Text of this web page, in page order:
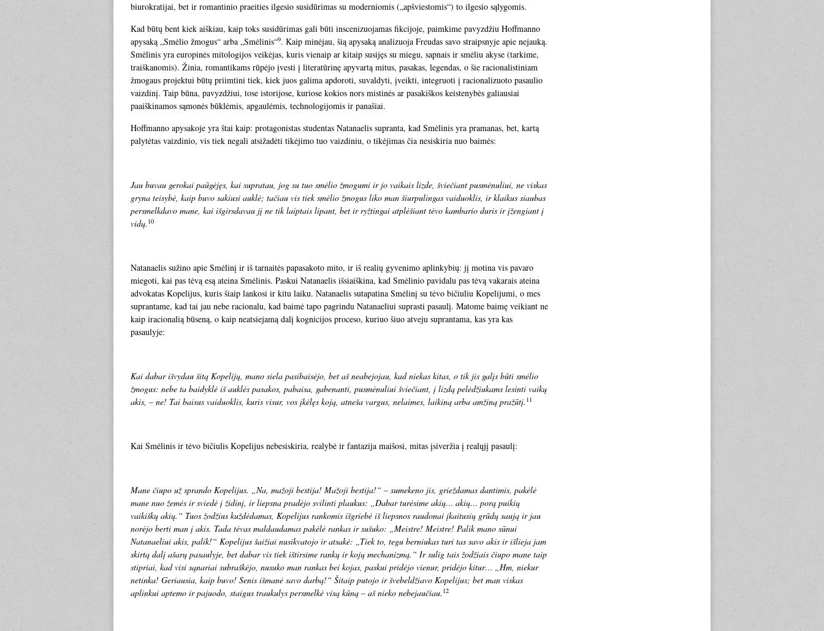
biurokratijai, bet ir romantinio praeities ilgesio susidūrimas su moderniomis („apšviestomis“) to ilgesio sąlygomis.
Kad būtų bent kiek aiškiau, kaip toks susidūrimas gali būti inscenizuojamas fikcijoje, paimkime pavyzdžiu Hoffmanno
apysaką „Smėlio žmogus“ arba „Smėlinis“9. Kaip minėjau, šią apysaką analizuoja Freudas savo straipsnyje apie nejauką.
Smėlinis yra europinės mitologijos veikėjas, kuris vienaip ar kitaip susijęs su miegu, sapnais ir smėliu akyse (tarkime,
traiškanomis). Žinia, romantikams rūpėjo įvesti į literatūrinę apyvartą mitus, pasakas, legendas, o šie racionalistiniam
žmogaus projektui būtų priimtini tiek, kiek juos galima apdoroti, suvaldyti, įveikti, integruoti į racionalizuoto pasaulio
vaizdinį. Taip būna, pavyzdžiui, tose istorijose, kuriose kokios nors mistinės ar pasakiškos keistenybės galiausiai
paaiškinamos sąmonės būklėmis, apgaulėmis, technologijomis ir panašiai.
Hoffmanno apysakoje yra štai kaip: protagonistas studentas Natanaelis supranta, kad Smėlinis yra pramanas, bet, kartą
palytėtas vaizdinio, vis tiek negali atsižadėti tikėjimo tuo vaizdiniu, o tikėjimas čia nesiskiria nuo baimės:
Jau buvau gerokai paūgėjęs, kai supratau, jog su tuo smėlio žmogumi ir jo vaikais lizde, šviečiant pusmėnuliui, ne viskas
gryna teisybė, kaip buvo sakiusi auklė; tačiau vis tiek smėlio žmogus liko man šiurpulingas vaiduoklis, ir klaikus siaubas
persmelkdavo mane, kai išgirsdavau jį ne tik laiptais lipant, bet ir ryžtingai atplėšiant tėvo kambario duris ir įžengiant į
vidų. 10
Natanaelis sužino apie Smėlinį ir iš tarnaitės papasakoto mito, ir iš realių gyvenimo aplinkybių: jį motina vis pavaro
miegoti, kai pas tėvą esą ateina Smėlinis. Paskui Natanaelis išsiaiškina, kad Smėlinio pavidalu pas tėvą vakarais ateina
advokatas Kopelijus, kuris šiaip lankosi ir kitu laiku. Natanaelis sutapatina Smėlinį su tėvo bičiuliu Kopelijumi, o mes
suprantame, kad tai jau nebe racionalu, kad baimė tapo pagrindu Natanaeliui suprasti pasaulį. Matome baimę veikiant ne
kaip iracionalią būseną, o kaip neatsiejamą dalį kognicijos proceso, kuriuo šiuo atveju suprantama, kas yra kas
pasaulyje:
Kai dabar išvydau šitą Kopelijų, mano siela pasibaisėjo, bet aš neabejojau, kad niekas kitas, o tik jis galįs būti smėlio
žmogus: nebe ta baidyklė iš auklės pasakos, pabaisa, gabenanti, pusmėnuliui šviečiant, į lizdą pelėdžiukams lesinti vaikų
akis, – ne! Tai baisus vaiduoklis, kuris visur, vos įkėlęs koją, atneša vargus, nelaimes, laikiną arba amžiną pražūtį. 11
Kai Smėlinis ir tėvo bičiulis Kopelijus nebesiskiria, realybė ir fantazija maišosi, mitas įsiveržia į realųjį pasaulį:
Mane čiupo už sprando Kopelijus. „Na, mažoji bestija! Mažoji bestija!“ – sumekeno jis, grieždamas dantimis, pakėlė
mane nuo žemės ir sviedė į židinį, ir liepsna pradėjo svilinti plaukus: „Dabar turėsime akių… akių… porą puikių
vaikiškų akių.“ Tuos žodžius kuždėdamas, Kopelijus rankomis išgriebė iš liepsnos raudonai įkaitusių grūdų saują ir jau
norėjo berti man į akis. Tada tėvas maldaudamas pakėlė rankas ir sušuko: „Meistre! Meistre! Palik mano sūnui
Natanaeliui akis, palik!“ Kopelijus šaižiai nusikvatojo ir atsakė: „Tiek to, tegu berniukas turi tas savo akis ir išlieja jam
skirtą dalį ašarų pasaulyje, bet dabar vis tiek ištirsime rankų ir kojų mechanizmą.“ Ir sulig tais žodžiais čiupo mane taip
stipriai, kad visi sąnariai subraškėjo, nusuko man rankas bei kojas, paskui pridėjo vienur, pridėjo kitur… „Hm, niekur
netinka! Geriausia, kaip buvo! Senis išmanė savo darbą!“ Šitaip putojo ir švebeldžiavo Kopelijus; bet man viskas
aplinkui aptemo ir pajuodo, staigus traukulys persmelkė visą kūną – aš nieko nebejaučiau. 12